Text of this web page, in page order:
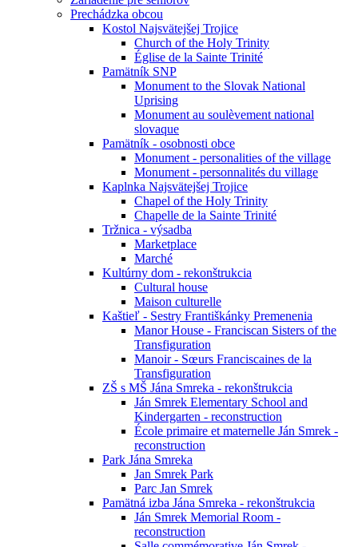
Prechádzka obcou
Kostol Najsvätejšej Trojice
Church of the Holy Trinity
Église de la Sainte Trinité
Pamätník SNP
Monument to the Slovak National
Uprising
Monument au soulèvement national
slovaque
Pamätník - osobnosti obce
Monument - personalities of the village
Monument - personnalités du village
Kaplnka Najsvätejšej Trojice
Chapel of the Holy Trinity
Chapelle de la Sainte Trinité
Tržnica - výsadba
Marketplace
Marché
Kultúrny dom - rekonštrukcia
Cultural house
Maison culturelle
Kaštieľ - Sestry Františkánky Premenenia
Manor House - Franciscan Sisters of the
Transfiguration
Manoir - Sœurs Franciscaines de la
Transfiguration
ZŠ s MŠ Jána Smreka - rekonštrukcia
Ján Smrek Elementary School and
Kindergarten - reconstruction
École primaire et maternelle Ján Smrek -
reconstruction
Park Jána Smreka
Jan Smrek Park
Parc Jan Smrek
Pamätná izba Jána Smreka - rekonštrukcia
Ján Smrek Memorial Room -
reconstruction